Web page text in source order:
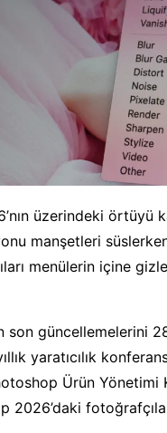
üzerindeki örtüyü
manşetleri
menülerin içine
son güncellemelerini
yaratıcılık
Ürün
2026’daki